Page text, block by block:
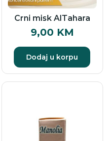
Crni misk AlTahara
9,00 KM
Dodaj u korpu